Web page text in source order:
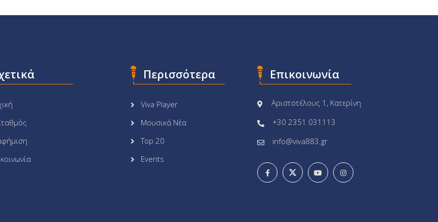
Περισσότερα
Viva Player
Μουσικά Νέα
Top 20
Events
Επικοινωνία
Αριστοτέλους 1, Κατερίνη
+30 2351 031113
info@viva883.gr